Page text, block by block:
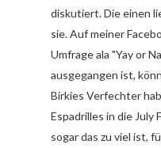
diskutiert. Die einen
sie. Auf meiner
Umfrage ala "Yay or
ausgegangen ist,
Birkies Verfechter
Espadrilles in die July
sogar das zu viel ist,